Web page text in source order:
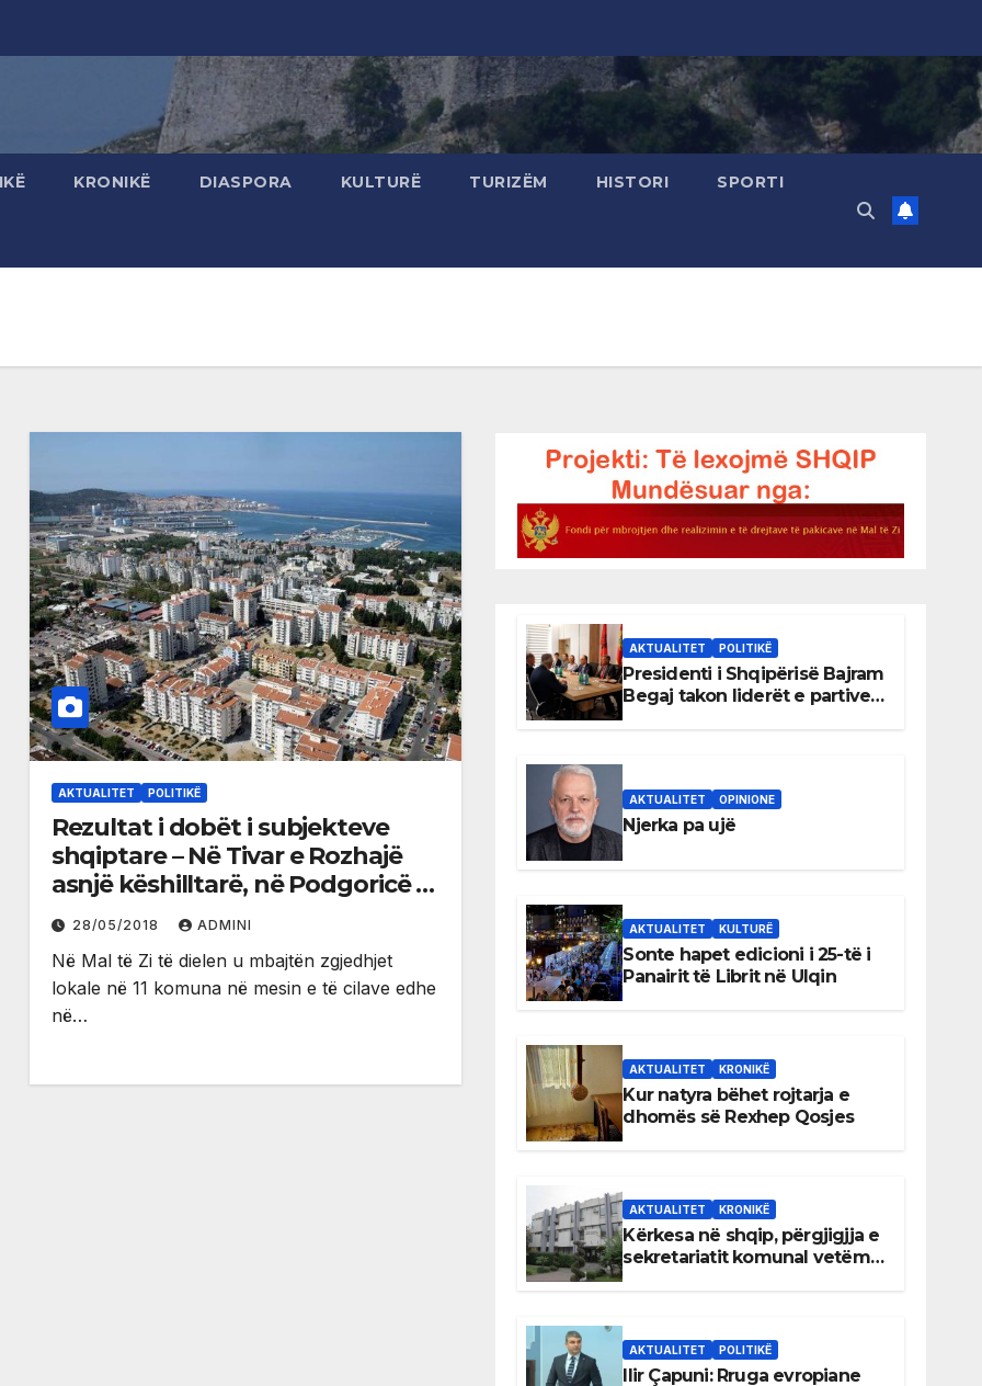
KRONIKË DIASPORA KULTURË TURIZËM HISTORI SPORTI
AKTUALITET POLITIKË
Rezultat i dobët i subjekteve
shqiptare – Në Tivar e Rozhajë
asnjë këshilltarë, në Podgoricë e
Plavë nga një
28/05/2018 ADMINI
Në Mal të Zi të dielen u mbajtën zgjedhjet
lokale në 11 komuna në mesin e të cilave edhe
në…
AKTUALITET POLITIKË
Presidenti i Shqipërisë Bajram
Begaj takon liderët e partive
AKTUALITET OPINIONE
Njerka pa ujë
AKTUALITET KULTURË
Sonte hapet edicioni i 25-të i
Panairit të Librit në Ulqin
AKTUALITET KRONIKË
Kur natyra bëhet rojtarja e
dhomës së Rexhep Qosjes
AKTUALITET KRONIKË
Kërkesa në shqip, përgjigjja e
sekretariatit komunal vetëm
AKTUALITET POLITIKË
Ilir Çapuni: Rruga evropiane